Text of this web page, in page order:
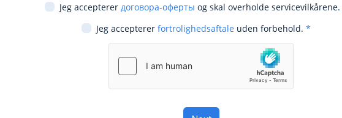
Jeg accepterer договора-оферты og skal overholde servicevilkårene.
Jeg accepterer fortrolighedsaftale uden forbehold. *